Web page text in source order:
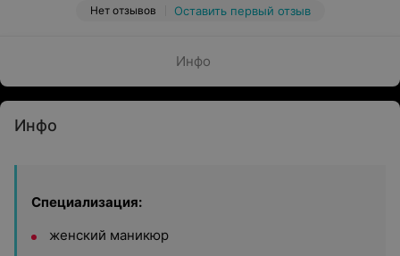
Нет отзывов Оставить первый отзыв
Инфо
Инфо
Специализация:
женский маникюр